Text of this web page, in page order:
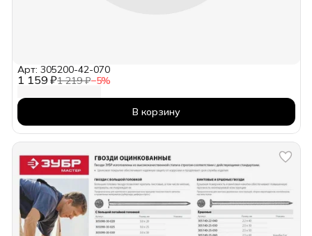
1 159 ₽1 219 ₽−5%
Арт: 305200-42-070
В корзину